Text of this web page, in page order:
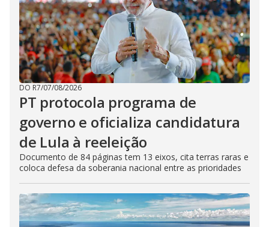
DO R7/07/08/2026
PT protocola programa de
governo e oficializa candidatura
de Lula à reeleição
Documento de 84 páginas tem 13 eixos, cita terras raras e
coloca defesa da soberania nacional entre as prioridades